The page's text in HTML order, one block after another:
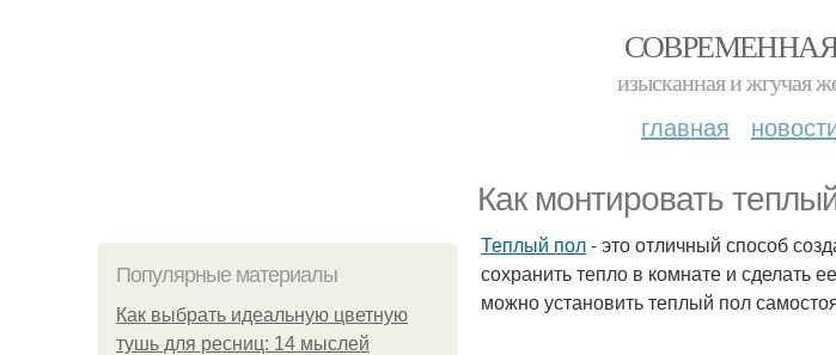
изысканная и жгучая
главная
Как монтировать
Популярные материалы
Как выбрать идеальную цветную
тушь для ресниц: 14 мыслей
Теплый пол- это отличный способ
сохранить тепло в комнате и сделать
можно установить теплый пол